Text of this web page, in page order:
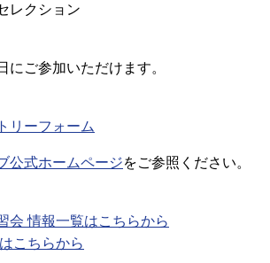
レクション
にご参加いただけます。
リーフォーム
公式ホームページをご参照ください。
会 情報一覧はこちらから
こちらから